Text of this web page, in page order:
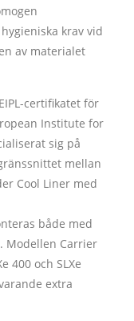
krav vid
av materialet
certifikatet för
Institute for
sig på
mellan
Cool Liner med
både med
Modellen Carrier
400 och SLXe
extra